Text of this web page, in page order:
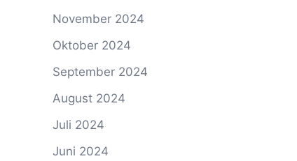
November 2024
Oktober 2024
September 2024
August 2024
Juli 2024
Juni 2024